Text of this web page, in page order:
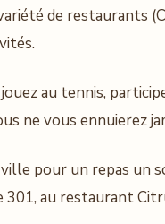
de restaurants
au tennis,
ne vous ennuierez
pour un repas un
301, au restaurant